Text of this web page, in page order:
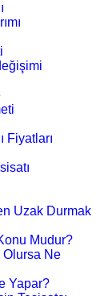
Fiyatları
Uzak Durmak
Mudur?
Olursa Ne
Yapar?